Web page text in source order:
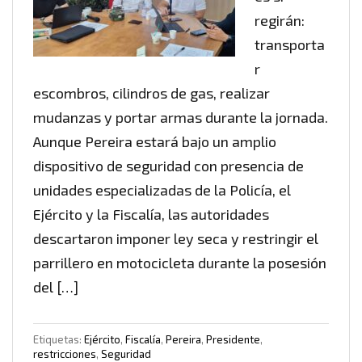
regirán:
transporta
r
escombros, cilindros de gas, realizar
mudanzas y portar armas durante la jornada.
Aunque Pereira estará bajo un amplio
dispositivo de seguridad con presencia de
unidades especializadas de la Policía, el
Ejército y la Fiscalía, las autoridades
descartaron imponer ley seca y restringir el
parrillero en motocicleta durante la posesión
del […]
Etiquetas: Ejército, Fiscalía, Pereira, Presidente,
restricciones, Seguridad